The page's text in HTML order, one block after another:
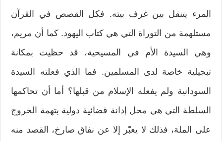
المرء يتنقل بين غرف بيته. فكل القصص في القرآن
مستلهمة من التوراة التي هي كتاب اليهود. كما أن مريم،
وهي السيدة الأم في المسيحية، قد حظيت بمكانة
تبجيلية خاصة لدى المسلمين. فما الذي فعلته السيدة
السودانية ولم يفعله الإسلام من قبلها؟ أما أن تحاكمها
السلطة التي هي محل إدانة قضائية دولية بتهمة الخروج
على الملة، فذلك لا يعبّر إلا عن نفاق صارخ، القصد منه